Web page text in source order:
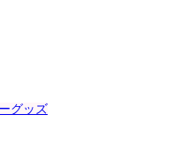
グッズ